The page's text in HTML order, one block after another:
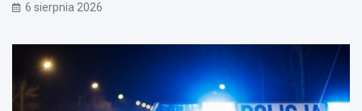
6 sierpnia 2026